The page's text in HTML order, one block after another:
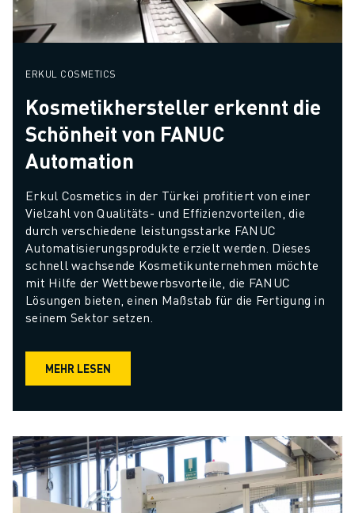
ERKUL COSMETICS
Kosmetikhersteller erkennt die
Schönheit von FANUC
Automation
Erkul Cosmetics in der Türkei profitiert von einer
Vielzahl von Qualitäts- und Effizienzvorteilen, die
durch verschiedene leistungsstarke FANUC
Automatisierungsprodukte erzielt werden. Dieses
schnell wachsende Kosmetikunternehmen möchte
mit Hilfe der Wettbewerbsvorteile, die FANUC
Lösungen bieten, einen Maßstab für die Fertigung in
seinem Sektor setzen.
MEHR LESEN